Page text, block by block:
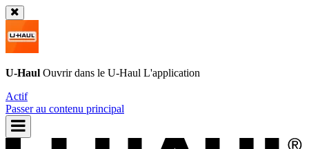
U-Haul Ouvrir dans le U-Haul L'application
Actif
Passer au contenu principal